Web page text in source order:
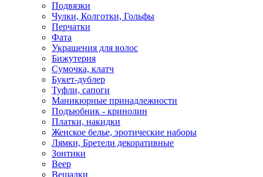
Подвязки
Чулки, Колготки, Гольфы
Перчатки
Фата
Украшения для волос
Бижутерия
Сумочка, клатч
Букет-дублер
Туфли, сапоги
Маникюрные принадлежности
Подъюбник - кринолин
Платки, накидки
Женское белье, эротические наборы
Лямки, Бретели декоративные
Зонтики
Веер
Вешалки